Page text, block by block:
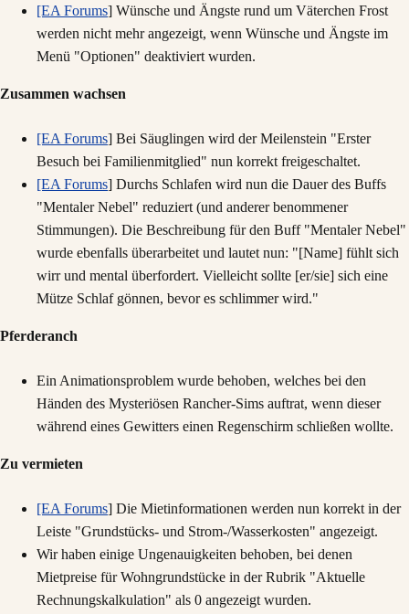
[EA Forums] Wünsche und Ängste rund um Väterchen Frost
werden nicht mehr angezeigt, wenn Wünsche und Ängste im
Menü "Optionen" deaktiviert wurden.
Zusammen wachsen
[EA Forums] Bei Säuglingen wird der Meilenstein "Erster
Besuch bei Familienmitglied" nun korrekt freigeschaltet.
[EA Forums] Durchs Schlafen wird nun die Dauer des Buffs
"Mentaler Nebel" reduziert (und anderer benommener
Stimmungen). Die Beschreibung für den Buff "Mentaler Nebel"
wurde ebenfalls überarbeitet und lautet nun: "[Name] fühlt sich
wirr und mental überfordert. Vielleicht sollte [er/sie] sich eine
Mütze Schlaf gönnen, bevor es schlimmer wird."
Pferderanch
Ein Animationsproblem wurde behoben, welches bei den
Händen des Mysteriösen Rancher-Sims auftrat, wenn dieser
während eines Gewitters einen Regenschirm schließen wollte.
Zu vermieten
[EA Forums] Die Mietinformationen werden nun korrekt in der
Leiste "Grundstücks- und Strom-/Wasserkosten" angezeigt.
Wir haben einige Ungenauigkeiten behoben, bei denen
Mietpreise für Wohngrundstücke in der Rubrik "Aktuelle
Rechnungskalkulation" als 0 angezeigt wurden.